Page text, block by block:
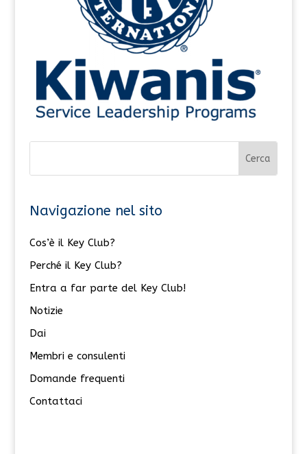
Navigazione nel sito
Cos’è il Key Club?
Perché il Key Club?
Entra a far parte del Key Club!
Notizie
Dai
Membri e consulenti
Domande frequenti
Contattaci